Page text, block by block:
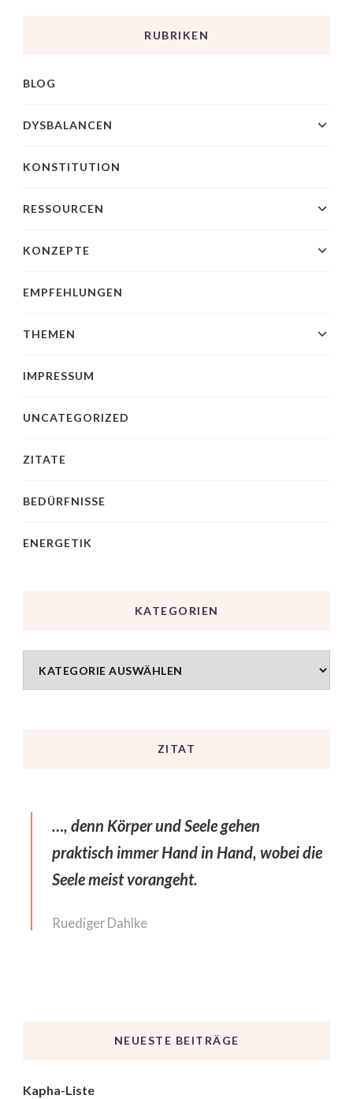
RUBRIKEN
BLOG
DYSBALANCEN
KONSTITUTION
RESSOURCEN
KONZEPTE
EMPFEHLUNGEN
THEMEN
IMPRESSUM
UNCATEGORIZED
ZITATE
BEDÜRFNISSE
ENERGETIK
KATEGORIEN
ZITAT
…, denn Körper und Seele gehen
praktisch immer Hand in Hand, wobei die
Seele meist vorangeht.
Ruediger Dahlke
NEUESTE BEITRÄGE
Kapha-Liste